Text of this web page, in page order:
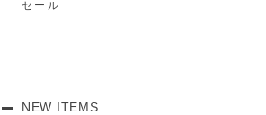
セール
NEW ITEMS